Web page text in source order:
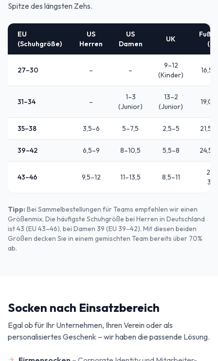
Spitze des längsten Zehs.
EU
(Schuhgröße)
US
Herren
US
Damen
UK
27–30 – –
9–12
(Kinder)
31–34 –
1–3
(Junior)
13–2
(Junior)
35–38 3,5–6 5–7,5 2,5–5
39–42 6,5–9 8–10,5 5,5–8
43–46 9,5–12 11–13,5 8,5–11
Tipp: Bei Sammelbestellungen für Teams empfehlen wir einen
Größenmix. Die häufigste Schuhgröße bei Herren in Deutschland
ist 43 (EU 43–46), bei Damen 39 (EU 39–42). Mit diesen beiden
Größen decken Sie in einem gemischten Team bereits über 70%
ab.
Socken nach Einsatzbereich
Egal ob für Ihr Unternehmen, Ihren Verein oder als
personalisiertes Geschenk – wir haben die passende Lösung.